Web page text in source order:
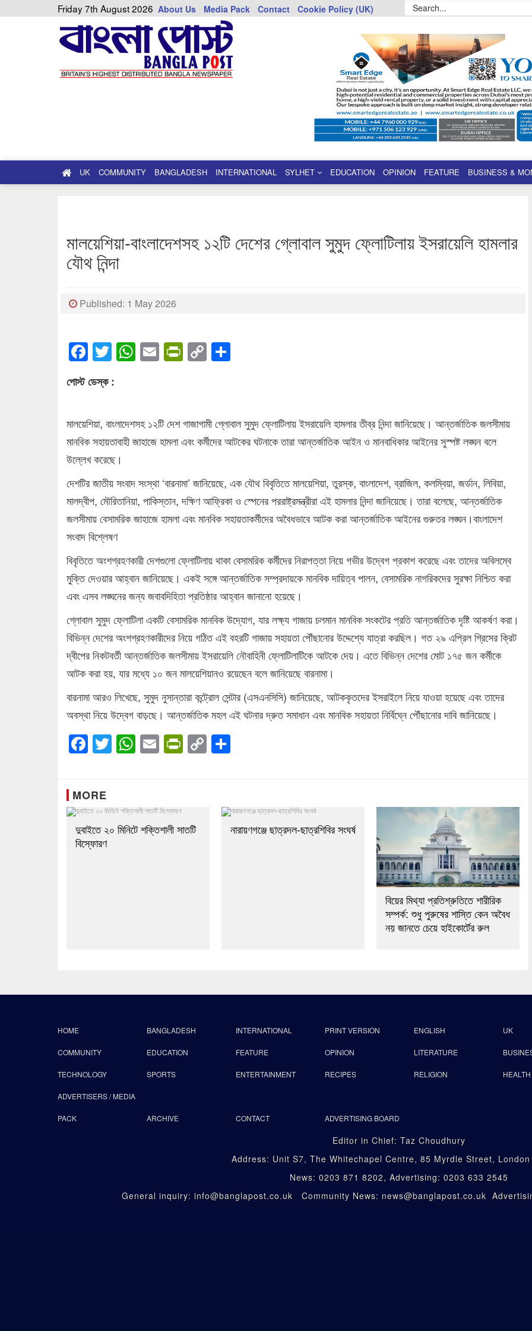
Friday 7th August 2026 About Us Media Pack Contact Cookie Policy (UK)
UK COMMUNITY BANGLADESH INTERNATIONAL SYLHET EDUCATION OPINION FEATURE BUSINESS &
মালয়েশিয়া-বাংলাদেশসহ ১২টি দেশের গ্লোবাল সুমুদ ফ্লোটিলায় ইসরায়েলি হামলার
যৌথ নিন্দা
Published: 1 May 2026
Facebook
Twitter
WhatsApp
EmailPrintFriendly
Copy
পোস্ট ডেস্ক :
মালয়েশিয়া, বাংলাদেশসহ ১২টি দেশ গাজাগামী গ্লোবাল সুমুদ ফ্লোটিলায় ইসরায়েলি হামলার তীব্র নিন্দা জানিয়েছে। আন্তর্জাতিক জলসীমায়
মানবিক সহায়তাবাহী জাহাজে হামলা এবং কর্মীদের আটকের ঘটনাকে তারা আন্তর্জাতিক আইন ও মানবাধিকার আইনের সুস্পষ্ট লঙ্ঘন বলে
উল্লেখ করেছে।
দেশটির জাতীয় সংবাদ সংস্থা ‘বারনামা’ জানিয়েছে, এক যৌথ বিবৃতিতে মালয়েশিয়া, তুরস্ক, বাংলাদেশ, ব্রাজিল, কলম্বিয়া, জর্ডান, লিবিয়া,
মালদ্বীপ, মৌরিতানিয়া, পাকিস্তান, দক্ষিণ আফ্রিকা ও স্পেনের পররাষ্ট্রমন্ত্রীরা এই হামলার নিন্দা জানিয়েছে। তারা বলেছে, আন্তর্জাতিক
জলসীমায় বেসামরিক জাহাজে হামলা এবং মানবিক সহায়তাকর্মীদের অবৈধভাবে আটক করা আন্তর্জাতিক আইনের গুরুতর লঙ্ঘন।বাংলাদেশ
সংবাদ বিশ্লেষণ
বিবৃতিতে অংশগ্রহণকারী দেশগুলো ফ্লোটিলায় থাকা বেসামরিক কর্মীদের নিরাপত্তা নিয়ে গভীর উদ্বেগ প্রকাশ করেছে এবং তাদের অবিলম্বে
মুক্তি দেওয়ার আহ্বান জানিয়েছে। একই সঙ্গে আন্তর্জাতিক সম্প্রদায়কে মানবিক দায়িত্ব পালন, বেসামরিক নাগরিকদের সুরক্ষা নিশ্চিত করা
এবং এসব লঙ্ঘনের জন্য জবাবদিহিতা প্রতিষ্ঠার আহ্বান জানানো হয়েছে।
গ্লোবাল সুমুদ ফ্লোটিলা একটি বেসামরিক মানবিক উদ্যোগ, যার লক্ষ্য গাজায় চলমান মানবিক সংকটের প্রতি আন্তর্জাতিক দৃষ্টি আকর্ষণ করা।
বিভিন্ন দেশের অংশগ্রহণকারীদের নিয়ে গঠিত এই বহরটি গাজায় সহায়তা পৌঁছানোর উদ্দেশ্যে যাত্রা করছিল। গত ২৯ এপ্রিল গ্রিসের ক্রিট
দ্বীপের নিকটবর্তী আন্তর্জাতিক জলসীমায় ইসরায়েলি নৌবাহিনী ফ্লোটিলাটিকে আটকে দেয়। এতে বিভিন্ন দেশের মোট ১৭৫ জন কর্মীকে
আটক করা হয়, যার মধ্যে ১০ জন মালয়েশিয়ানও রয়েছেন বলে জানিয়েছে বারনামা।
বারনামা আরও লিখেছে, সুমুদ নুসান্তারা কন্ট্রোল সেন্টার (এসএনসিসি) জানিয়েছে, আটককৃতদের ইসরাইলে নিয়ে যাওয়া হয়েছে এবং তাদের
অবস্থা নিয়ে উদ্বেগ বাড়ছে। আন্তর্জাতিক মহল এই ঘটনার দ্রুত সমাধান এবং মানবিক সহায়তা নির্বিঘ্নে পৌঁছানোর দাবি জানিয়েছে।
Facebook
Twitter
WhatsApp
EmailPrintFriendly
Copy
Link
MORE
দুবাইতে ২০ মিনিটে শক্তিশালী সাতটি
বিস্ফোরণ
নারায়ণগঞ্জে ছাত্রদল-ছাত্রশিবির সংঘর্ষ
বিয়ের মিথ্যা প্রতিশ্রুতিতে শারীরিক
সম্পর্ক: শুধু পুরুষের শাস্তি কেন অবৈধ
নয় জানতে চেয়ে হাইকোর্টের রুল
HOME BANGLADESH INTERNATIONAL PRINT VERSION ENGLISH UK
COMMUNITY EDUCATION FEATURE OPINION LITERATURE
TECHNOLOGY SPORTS ENTERTAINMENT RECIPES RELIGION HEALTH
ADVERTISERS / MEDIA
PACK ARCHIVE CONTACT ADVERTISING BOARD
Editor in Chief: Taz Choudhury
Address: Unit S7, The Whitechapel Centre, 85 Myrdle Street, London
News: 0203 871 8202, Advertising: 0203 633 2545
General inquiry: info@banglapost.co.uk Community News: news@banglapost.co.uk